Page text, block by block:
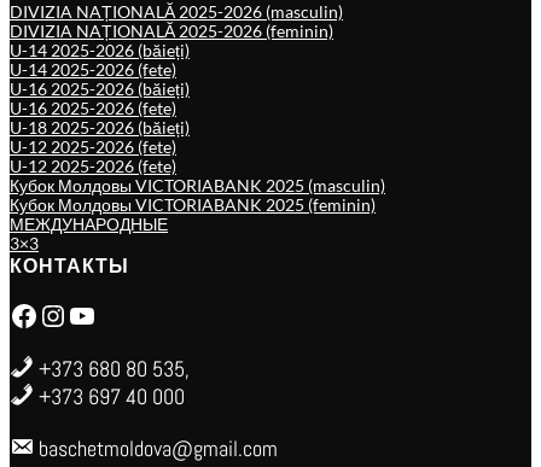
DIVIZIA NAȚIONALĂ 2025-2026 (masculin)
DIVIZIA NAȚIONALĂ 2025-2026 (feminin)
U-14 2025-2026 (băieți)
U-14 2025-2026 (fete)
U-16 2025-2026 (băieți)
U-16 2025-2026 (fete)
U-18 2025-2026 (băieți)
U-12 2025-2026 (fete)
U-12 2025-2026 (fete)
Кубок Молдовы VICTORIABANK 2025 (masculin)
Кубок Молдовы VICTORIABANK 2025 (feminin)
МЕЖДУНАРОДНЫЕ
3×3
КОНТАКТЫ
Facebook Instagram YouTube
+373 680 80 535,
+373 697 40 000
baschetmoldova@gmail.com